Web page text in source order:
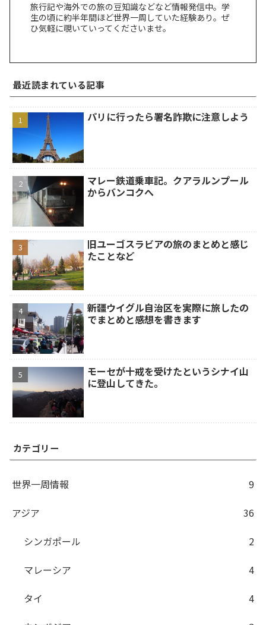
旅行記や海外での旅の豆知識などなど情報発信中。学
生の頃に約半年間ほど世界一周していた経験あり。ぜ
ひ気軽に覗いていってくださいませ。
最近読まれている記事
パリに行ったら署名詐欺に注意しよう
マレー鉄道乗車記。クアラルンプール
からバンコクへ
旧ユーゴスラビアの旅のまとめと感じ
たことなど
新疆ウイグル自治区を実際に旅したの
でまとめと感想を書きます
モーセが十戒を受けたというシナイ山
に登山してきた。
カテゴリー
世界一周情報
9
アジア
36
シンガポール
2
マレーシア
4
タイ
4